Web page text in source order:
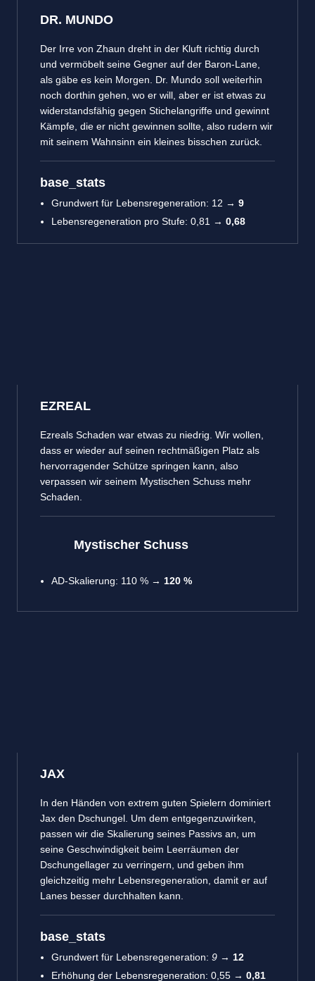
DR. MUNDO
Der Irre von Zhaun dreht in der Kluft richtig durch
und vermöbelt seine Gegner auf der Baron-Lane,
als gäbe es kein Morgen. Dr. Mundo soll weiterhin
noch dorthin gehen, wo er will, aber er ist etwas zu
widerstandsfähig gegen Stichelangriffe und gewinnt
Kämpfe, die er nicht gewinnen sollte, also rudern wir
mit seinem Wahnsinn ein kleines bisschen zurück.
base_stats
Grundwert für Lebensregeneration: 12 → 9
Lebensregeneration pro Stufe: 0,81 → 0,68
EZREAL
Ezreals Schaden war etwas zu niedrig. Wir wollen,
dass er wieder auf seinen rechtmäßigen Platz als
hervorragender Schütze springen kann, also
verpassen wir seinem Mystischen Schuss mehr
Schaden.
Mystischer Schuss
AD-Skalierung: 110 % → 120 %
JAX
In den Händen von extrem guten Spielern dominiert
Jax den Dschungel. Um dem entgegenzuwirken,
passen wir die Skalierung seines Passivs an, um
seine Geschwindigkeit beim Leerräumen der
Dschungellager zu verringern, und geben ihm
gleichzeitig mehr Lebensregeneration, damit er auf
Lanes besser durchhalten kann.
base_stats
Grundwert für Lebensregeneration: 9 → 12
Erhöhung der Lebensregeneration: 0,55 → 0,81